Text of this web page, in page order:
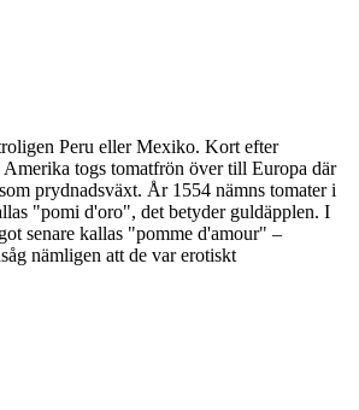
Peru eller Mexiko. Kort efter
togs tomatfrön över till Europa där
prydnadsväxt. År 1554 nämns tomater i
"pomi d'oro", det betyder guldäpplen. I
senare kallas "pomme d'amour" –
nämligen att de var erotiskt